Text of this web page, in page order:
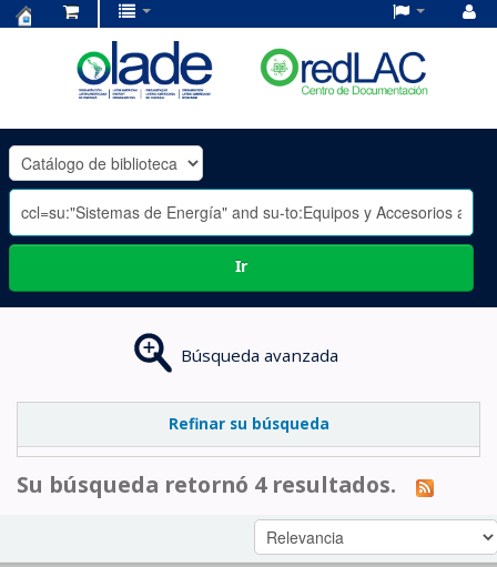
OLADE
-
Ir
Búsqueda avanzada
Refinar su búsqueda
Su búsqueda retornó 4 resultados.